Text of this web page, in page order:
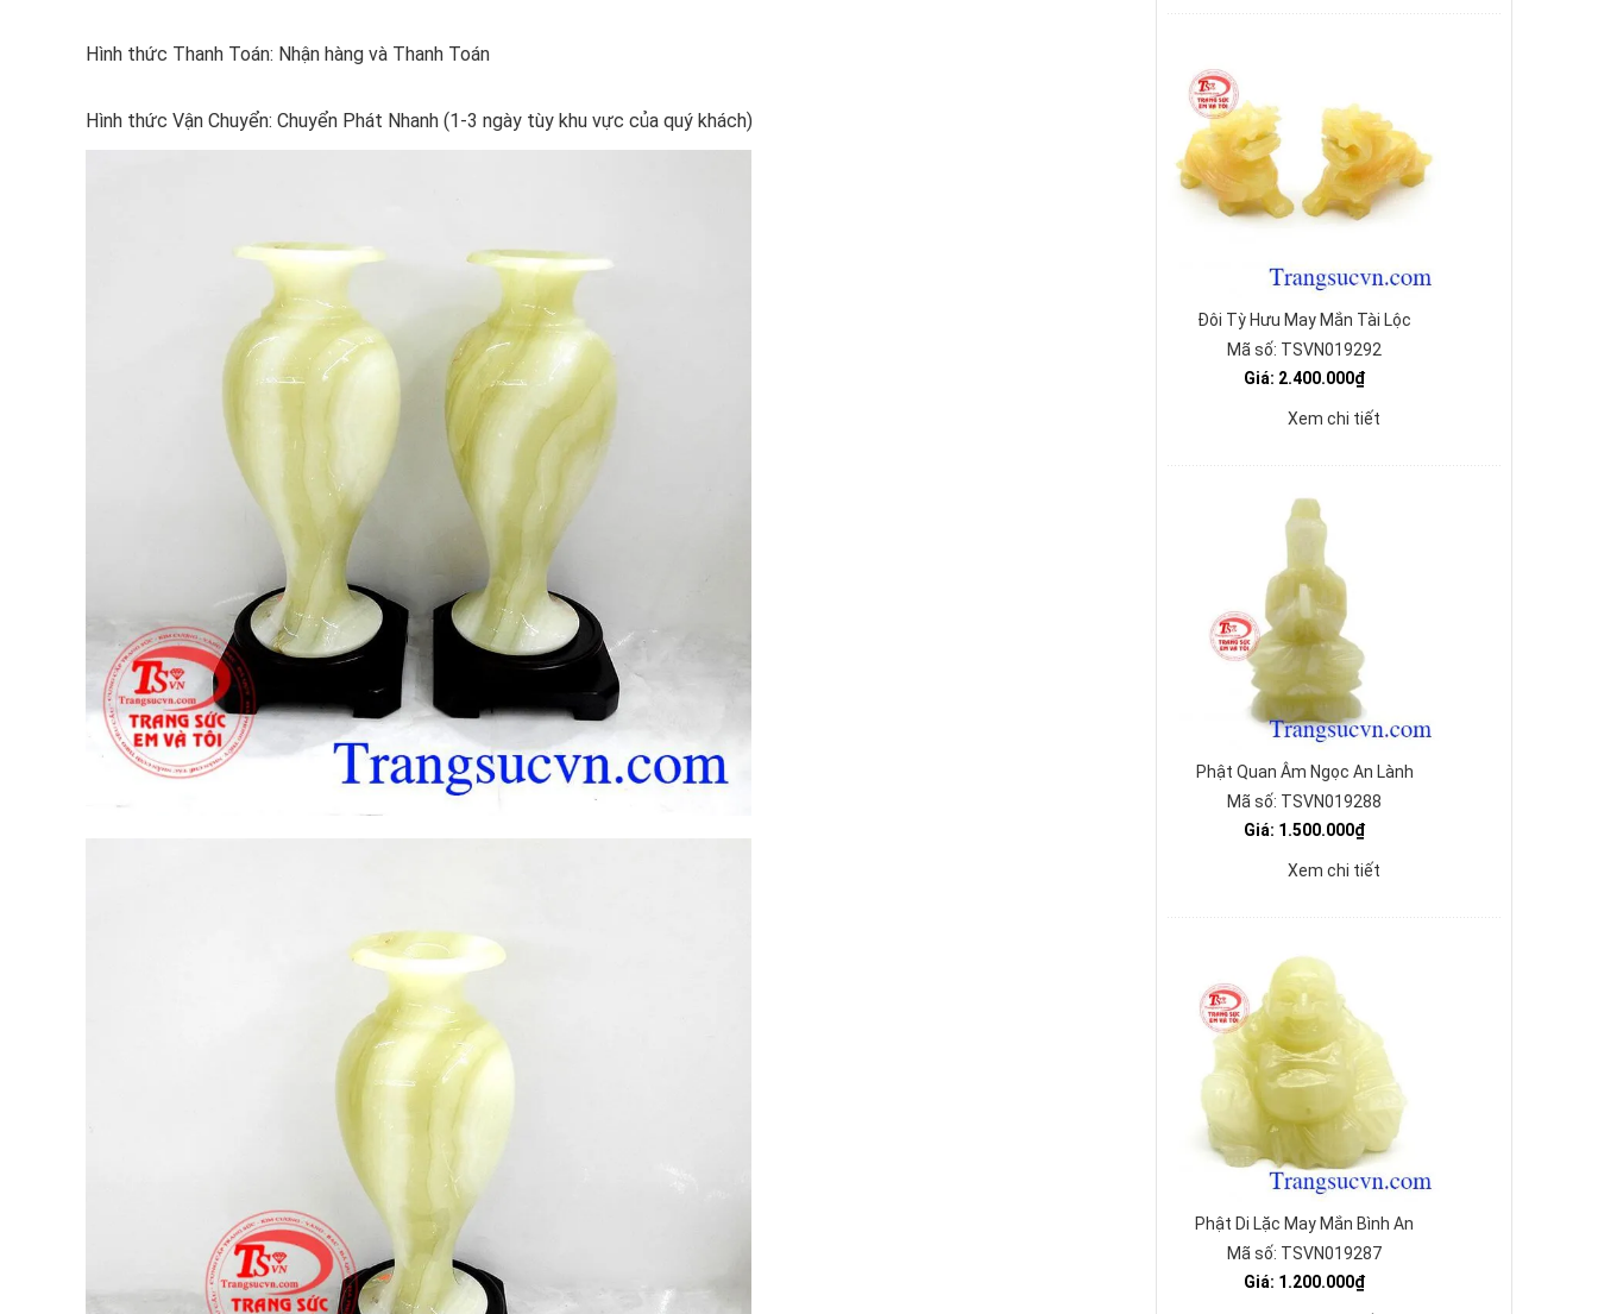
Hình thức Thanh Toán: Nhận hàng và Thanh Toán
Hình thức Vận Chuyển: Chuyển Phát Nhanh (1-3 ngày tùy khu vực của quý khách)
Đôi Tỳ Hưu May Mắn Tài Lộc
Mã số: TSVN019292
Giá: 2.400.000₫
Xem chi tiết
Phật Quan Âm Ngọc An Lành
Mã số: TSVN019288
Giá: 1.500.000₫
Xem chi tiết
Phật Di Lặc May Mắn Bình An
Mã số: TSVN019287
Giá: 1.200.000₫